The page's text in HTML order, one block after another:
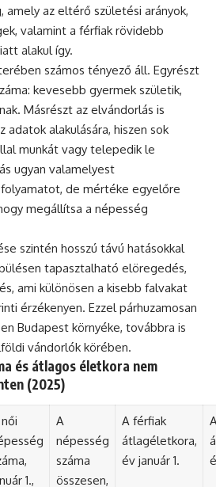
amely az eltérő születési arányok,
valamint a férfiak rövidebb
alakul így.
számos tényező áll. Egyrészt
kevesebb gyermek születik,
Másrészt az elvándorlás is
adatok alakulására, hiszen sok
munkát vagy telepedik le
ugyan valamelyest
de mértéke egyelőre
megállítsa a népesség
szintén hosszú távú hatásokkal
tapasztalható elöregedés,
ami különösen a kisebb falvakat
érzékenyen. Ezzel párhuzamosan
Budapest környéke, továbbra is
vándorlók körében.
és átlagos életkora nem
(2025)
1.,
A
népesség
száma
összesen,
A férfiak
átlagéletkora,
év január 1.